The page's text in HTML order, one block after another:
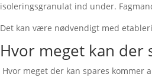
isoleringsgranulat ind under.
Det kan være nødvendigt med
Hvor meget kan der
Hvor meget der kan spares